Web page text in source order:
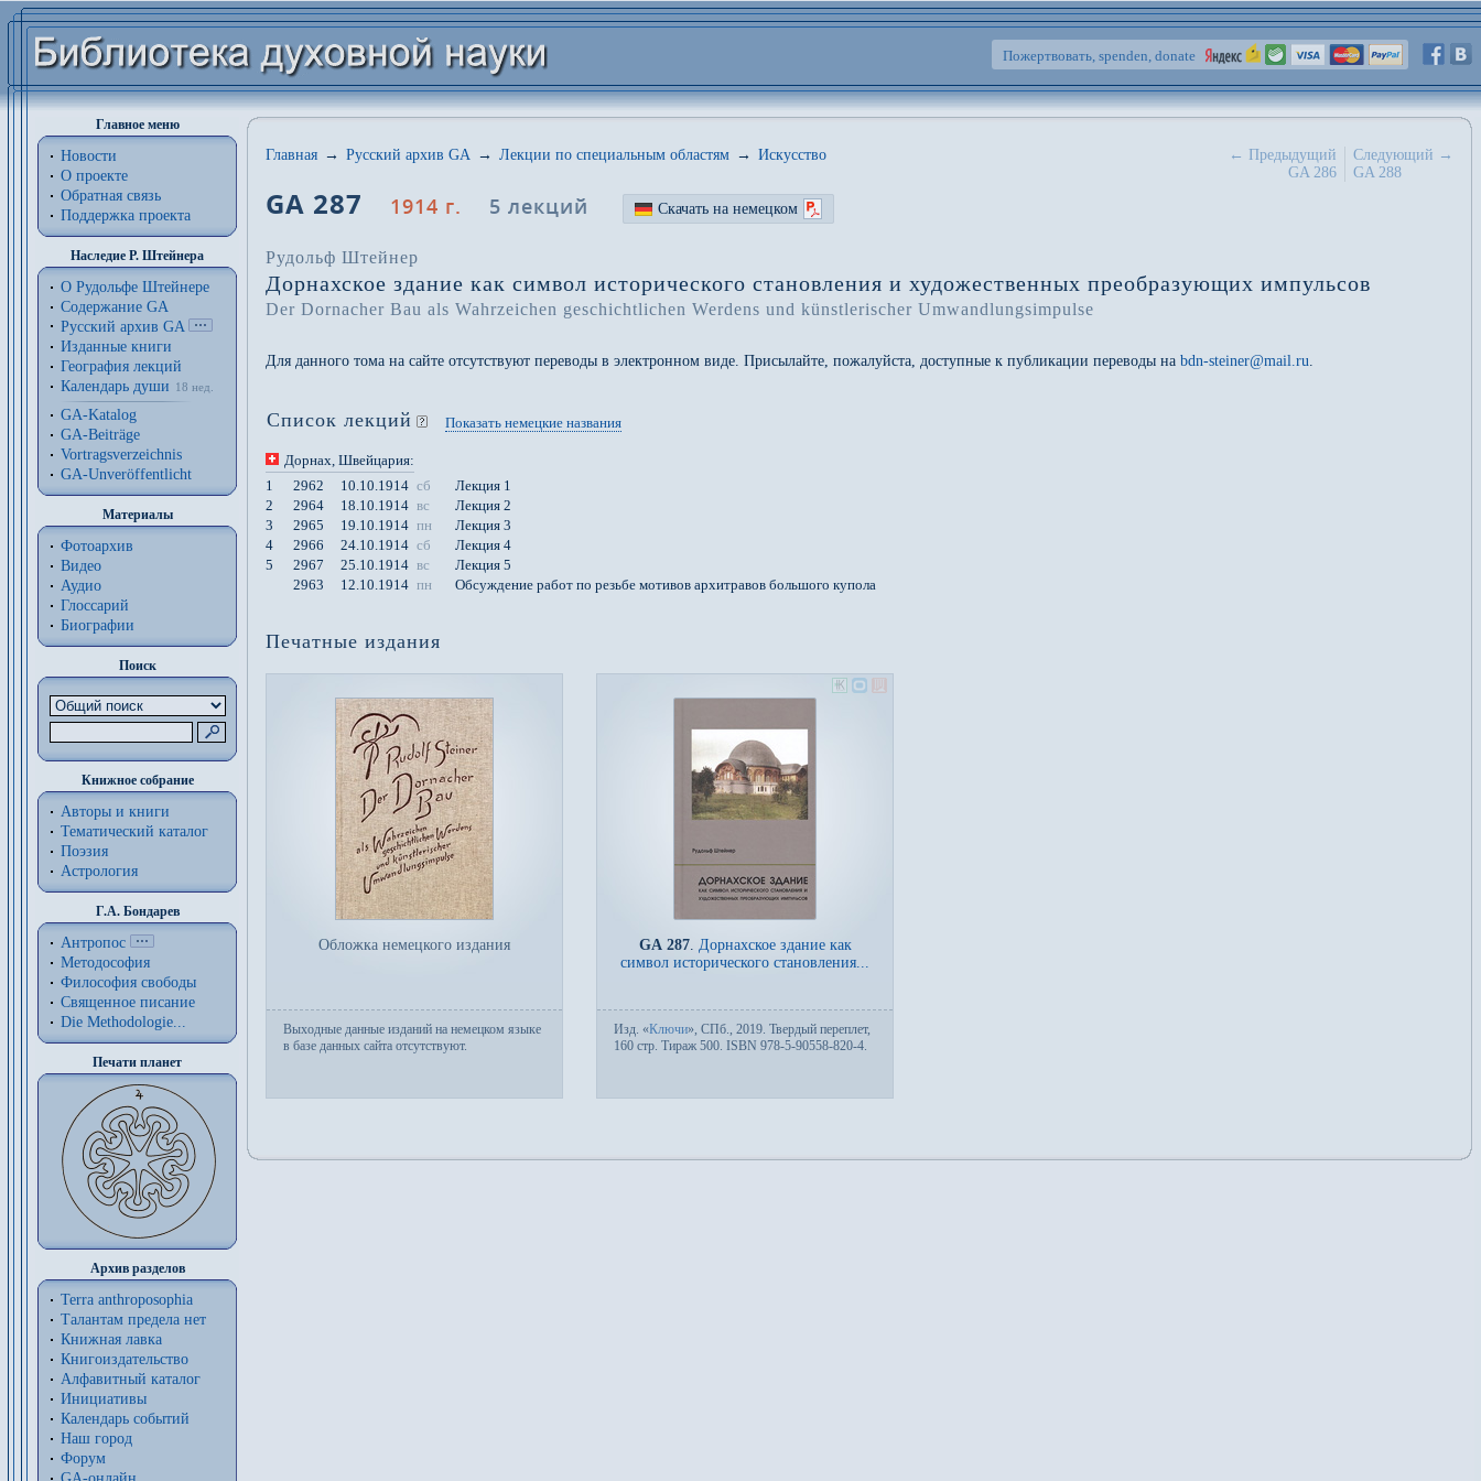
Пожертвовать, spenden, donate
Главное меню
Новости
О проекте
Обратная связь
Поддержка проекта
Наследие Р. Штейнера
О Рудольфе Штейнере
Содержание GA
Русский архив GA
Изданные книги
География лекций
Календарь души
18 нед.
GA-Katalog
GA-Beiträge
Vortragsverzeichnis
GA-Unveröffentlicht
Материалы
Фотоархив
Видео
Аудио
Глоссарий
Биографии
Поиск
Книжное собрание
Авторы и книги
Тематический каталог
Поэзия
Астрология
Г.А. Бондарев
Антропос
Методософия
Философия cвободы
Священное писание
Die Methodologie...
Печати планет
Архив разделов
Terra anthroposophia
Талантам предела нет
Книжная лавка
Книгоиздательство
Алфавитный каталог
Инициативы
Календарь событий
Наш город
Форум
← Предыдущий
GA 286
Следующий →
GA 288
Главная → Русский архив GA → Лекции по специальным областям → Искусство
GA 287 1914 г. 5 лекций Скачать на немецком
Рудольф Штейнер
Дорнахское здание как символ исторического становления и художественных преобразующих импульсов
Der Dornacher Bau als Wahrzeichen geschichtlichen Werdens und künstlerischer Umwandlungsimpulse
Для данного тома на сайте отсутствуют переводы в электронном виде. Присылайте, пожалуйста, доступные к публикации переводы на bdn-steiner@mail.ru
Список лекций Показать немецкие названия
Дорнах , Швейцария:
1
2962 10.10.1914 сб
Лекция 1
2
2964 18.10.1914 вс
Лекция 2
3
2965 19.10.1914 пн
Лекция 3
4
2966 24.10.1914 сб
Лекция 4
5
2967 25.10.1914 вс
Лекция 5
2963
12.10.1914 пн Обсуждение работ по резьбе мотивов архитравов большого купола
Печатные издания
Обложка немецкого издания
Выходные данные изданий на немецком языке
в базе данных сайта отсутствуют.
GA 287. Дорнахское здание как
символ исторического становления...
Изд. «Ключи», СПб., 2019. Твер­дый пе­ре­плет,
160 стр. Тираж 500. ISBN 978-5-90558-820-4.